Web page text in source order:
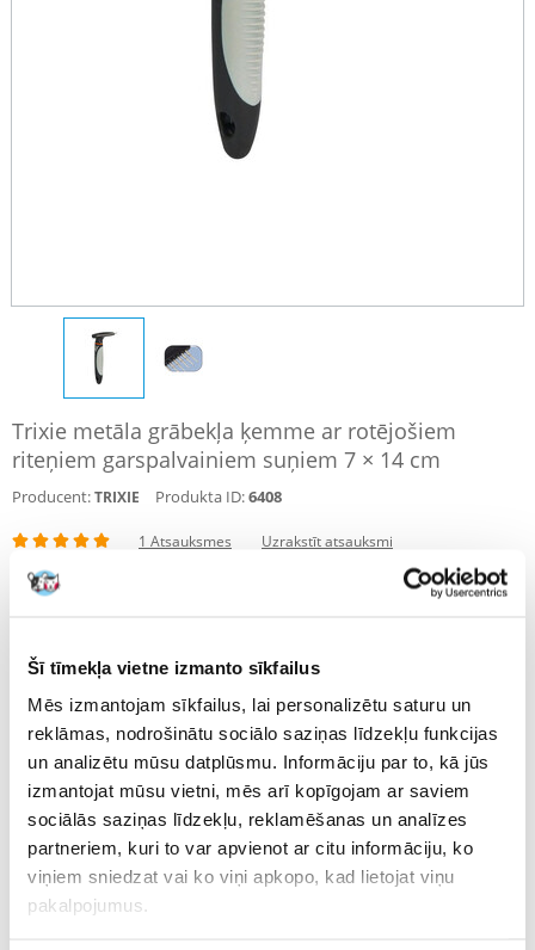
Šī tīmekļa vietne izmanto sīkfailus
Mēs izmantojam sīkfailus, lai personalizētu saturu un
reklāmas, nodrošinātu sociālo saziņas līdzekļu funkcijas
un analizētu mūsu datplūsmu. Informāciju par to, kā jūs
izmantojat mūsu vietni, mēs arī kopīgojam ar saviem
sociālās saziņas līdzekļu, reklamēšanas un analīzes
partneriem, kuri to var apvienot ar citu informāciju, ko
viņiem sniedzat vai ko viņi apkopo, kad lietojat viņu
pakalpojumus.
Trixie metāla grābekļa ķemme ar rotējošiem
riteņiem garspalvainiem suņiem 7 × 14 cm
Producent:TRIXIE Produkta ID:6408
1 Atsauksmes Uzrakstīt atsauksmi
€6.80
Mūsu klienta fotogrāfijas
1 ATSAUKSMES
5 z 5
100%